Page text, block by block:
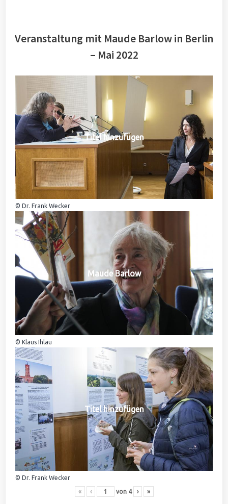
Veranstaltung mit Maude Barlow in Berlin
– Mai 2022
Titel hinzufügen
© Dr. Frank Wecker
Maude Barlow
© Klaus Ihlau
Titel hinzufügen
© Dr. Frank Wecker
« ‹ von 4 › »